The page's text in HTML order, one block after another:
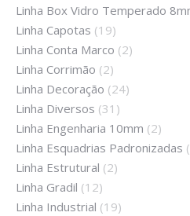
Linha Box Vidro Temperado
Linha Capotas (19)
Linha Conta Marco (2)
Linha Corrimão (2)
Linha Decoração (24)
Linha Diversos (31)
Linha Engenharia 10mm (2)
Linha Esquadrias Padronizadas
Linha Estrutural (2)
Linha Gradil (12)
Linha Industrial (19)